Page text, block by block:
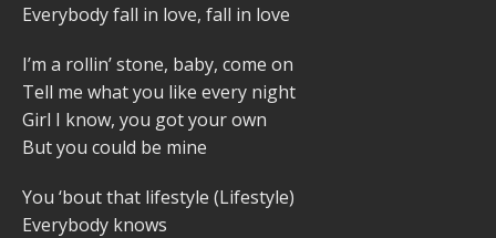
Everybody fall in love, fall in love
I’m a rollin’ stone, baby, come on
Tell me what you like every night
Girl I know, you got your own
But you could be mine
You ‘bout that lifestyle (Lifestyle)
Everybody knows